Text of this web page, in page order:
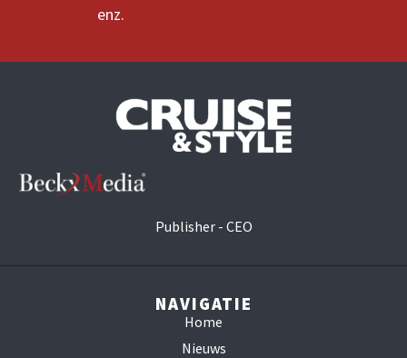
enz.
Publisher - CEO
NAVIGATIE
Home
Nieuws